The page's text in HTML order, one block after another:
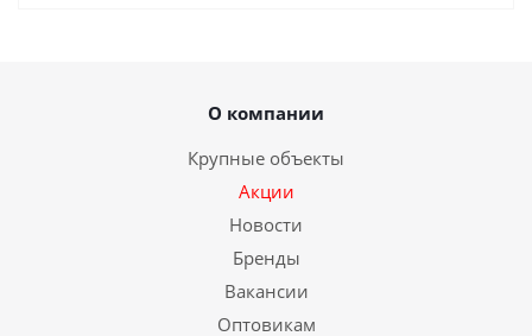
О компании
Крупные объекты
Акции
Новости
Бренды
Вакансии
Оптовикам